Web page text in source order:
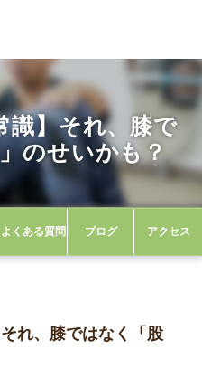
よくある質問 ブログ アクセス
識】それ、膝で
のせいかも？
れ、膝ではなく「股